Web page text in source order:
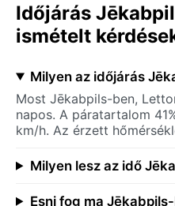
Időjárás
ismételt
Milyen az időjárás
Most Jēkabpils-ben,
napos. A páratartalom
km/h. Az érzett
Milyen lesz az idő
Esni fog ma